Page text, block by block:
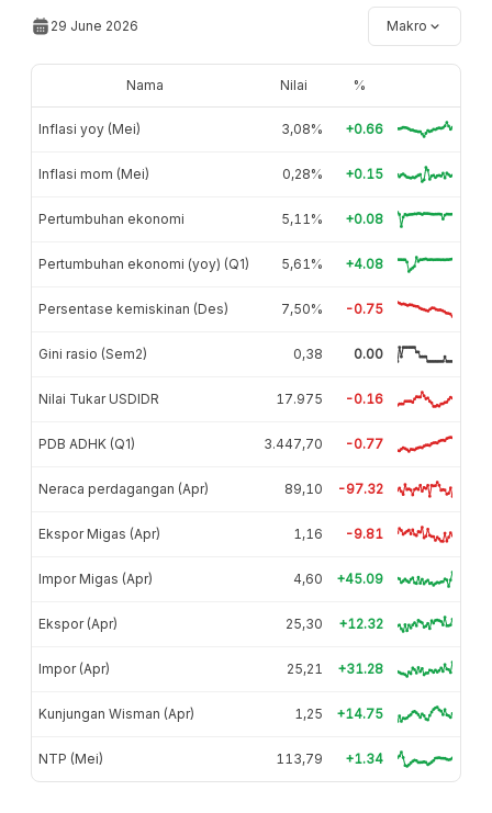
29 June 2026 Makro
Nama Nilai %
Inflasi yoy (Mei) 3,08% +0.66
Inflasi mom (Mei) 0,28% +0.15
Pertumbuhan ekonomi 5,11% +0.08
Pertumbuhan ekonomi (yoy) (Q1) 5,61% +4.08
Persentase kemiskinan (Des) 7,50% -0.75
Gini rasio (Sem2) 0,38 0.00
Nilai Tukar USDIDR 17.975 -0.16
PDB ADHK (Q1) 3.447,70 -0.77
Neraca perdagangan (Apr) 89,10 -97.32
Ekspor Migas (Apr) 1,16 -9.81
Impor Migas (Apr) 4,60 +45.09
Ekspor (Apr) 25,30 +12.32
Impor (Apr) 25,21 +31.28
Kunjungan Wisman (Apr) 1,25 +14.75
NTP (Mei) 113,79 +1.34